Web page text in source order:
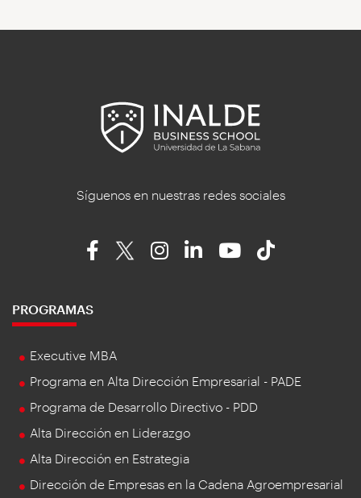
Síguenos en nuestras redes sociales
PROGRAMAS
Executive MBA
Programa en Alta Dirección Empresarial - PADE
Programa de Desarrollo Directivo - PDD
Alta Dirección en Liderazgo
Alta Dirección en Estrategia
Dirección de Empresas en la Cadena Agroempresarial